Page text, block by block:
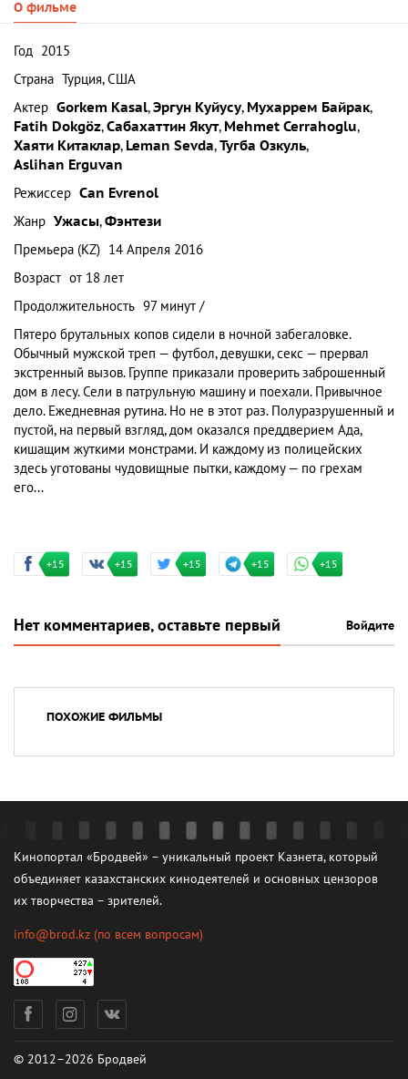
О фильме
Год 2015
Страна Турция, США
Актер Gorkem Kasal,Эргун Куйусу, Мухаррем Байрак,
Fatih Dokgöz,Сабахаттин Якут, Mehmet Cerrahoglu,
Хаяти Китаклар, Leman Sevda,Тугба Озкуль,
Aslihan Erguvan
Режиссер Can Evrenol
Жанр Ужасы,Фэнтези
Премьера (KZ) 14 Апреля 2016
Возраст от 18 лет
Продолжительность 97 минут /
Пятеро брутальных копов сидели в ночной забегаловке.
Обычный мужской треп — футбол, девушки, секс — прервал
экстренный вызов. Группе приказали проверить заброшенный
дом в лесу. Сели в патрульную машину и поехали. Привычное
дело. Ежедневная рутина. Но не в этот раз. Полуразрушенный и
пустой, на первый взгляд, дом оказался преддверием Ада,
кишащим жуткими монстрами. И каждому из полицейских
здесь уготованы чудовищные пытки, каждому — по грехам
его...
+15 +15 +15 +15 +15
Нет комментариев, оставьте первый Войдите
ПОХОЖИЕ ФИЛЬМЫ
Кинопортал «Бродвей» – уникальный проект Казнета, который
объединяет казахстанских кинодеятелей и основных цензоров
их творчества – зрителей.
info@brod.kz (по всем вопросам)
© 2012–2026 Бродвей